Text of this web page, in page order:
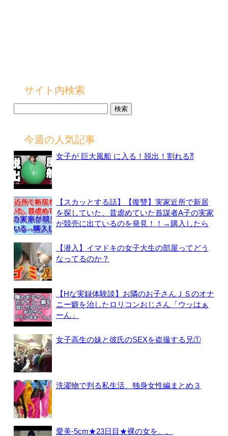
サイト内検索
今週の人気記事
女子が 巨大風船 に入る！脱出！割れる⁈
【スカッとする話】【復讐】実家近所で新居
を探していた、昔虐めていた首謀者A子の実家
が競売に出ているのを発見！！→購入したら
【潜入】イマドキの女子大生の部屋ってどう
なってるのか？
【Hな実録体験談】お隣のお子さんＪＳのオナ
ニー癖を治したロリコンおじさん「ウッはぁ
ーん」
女子高生の妹と彼氏のSEXを盗撮する兄①
洗濯物で判る私生活、独身女性編まとめ３
愛美-5cm★23日目★裸の女を。。